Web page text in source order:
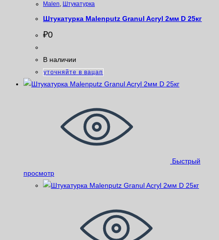
Malen, Штукатурка
Штукатурка Malenputz Granul Acryl 2мм D 25кг
₽0
В наличии
уточняйте в вацап
Быстрый
просмотр